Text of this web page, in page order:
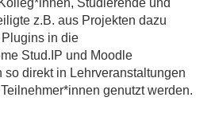
Studierende und
z.B. aus Projekten dazu
in die
Stud.IP und Moodle
direkt in Lehrveranstaltungen
genutzt werden.